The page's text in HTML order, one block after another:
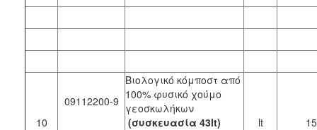
10
09112200-9
Βιολογικό κόμποστ από
100% φυσικό χούμο
γεοσκωλήκων
(συσκευασία 43lt)
lt 15